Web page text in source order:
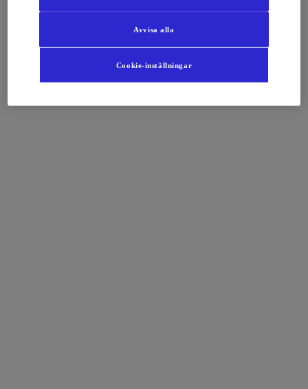
Cookie-inställningar
Avvisa alla